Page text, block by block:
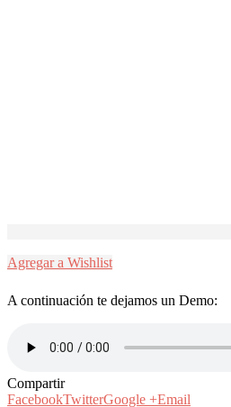
Agregar a Wishlist
A continuación te dejamos un Demo:
Compartir
FacebookTwitterGoogle +Email